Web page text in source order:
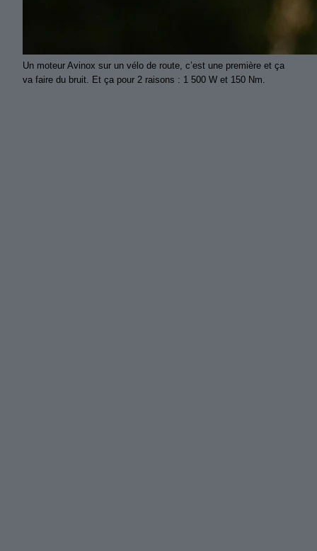
Un moteur Avinox sur un vélo de route, c’est une première et ça
va faire du bruit. Et ça pour 2 raisons : 1 500 W et 150 Nm.